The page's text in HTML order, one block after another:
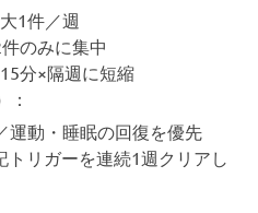
1件／週
のみに集中
分×隔週に短縮
：
運動・睡眠の回復を優先
リガーを連続1週クリアし